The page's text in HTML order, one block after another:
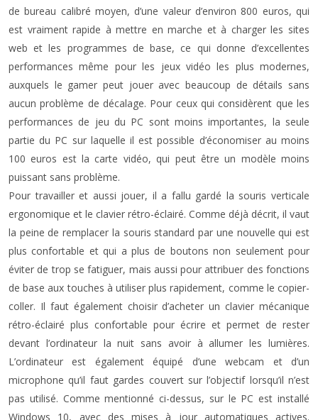
de bureau calibré moyen, d’une valeur d’environ 800 euros, qui
est vraiment rapide à mettre en marche et à charger les sites
web et les programmes de base, ce qui donne d’excellentes
performances même pour les jeux vidéo les plus modernes,
auxquels le gamer peut jouer avec beaucoup de détails sans
aucun problème de décalage. Pour ceux qui considèrent que les
performances de jeu du PC sont moins importantes, la seule
partie du PC sur laquelle il est possible d’économiser au moins
100 euros est la carte vidéo, qui peut être un modèle moins
puissant sans problème.
Pour travailler et aussi jouer, il a fallu gardé la souris verticale
ergonomique et le clavier rétro-éclairé. Comme déjà décrit, il vaut
la peine de remplacer la souris standard par une nouvelle qui est
plus confortable et qui a plus de boutons non seulement pour
éviter de trop se fatiguer, mais aussi pour attribuer des fonctions
de base aux touches à utiliser plus rapidement, comme le copier-
coller. Il faut également choisir d’acheter un clavier mécanique
rétro-éclairé plus confortable pour écrire et permet de rester
devant l’ordinateur la nuit sans avoir à allumer les lumières.
L’ordinateur est également équipé d’une webcam et d’un
microphone qu’il faut gardes couvert sur l’objectif lorsqu’il n’est
pas utilisé. Comme mentionné ci-dessus, sur le PC est installé
Windows 10, avec des mises à jour automatiques actives.